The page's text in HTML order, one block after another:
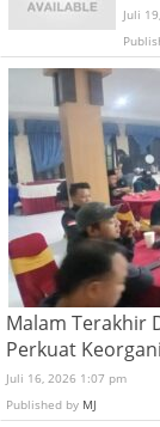
Juli
Malam Terakhir
Perkuat
Juli 16, 2026 1:07 pm
Published by MJ